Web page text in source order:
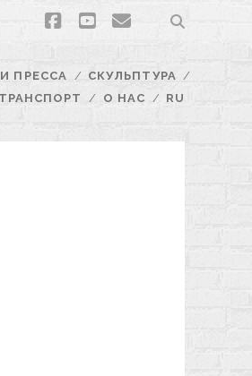
facebook
youtubeemail
ПРЕССА
СКУЛЬПТУРА
ТРАНСПОРТ О НАС RU